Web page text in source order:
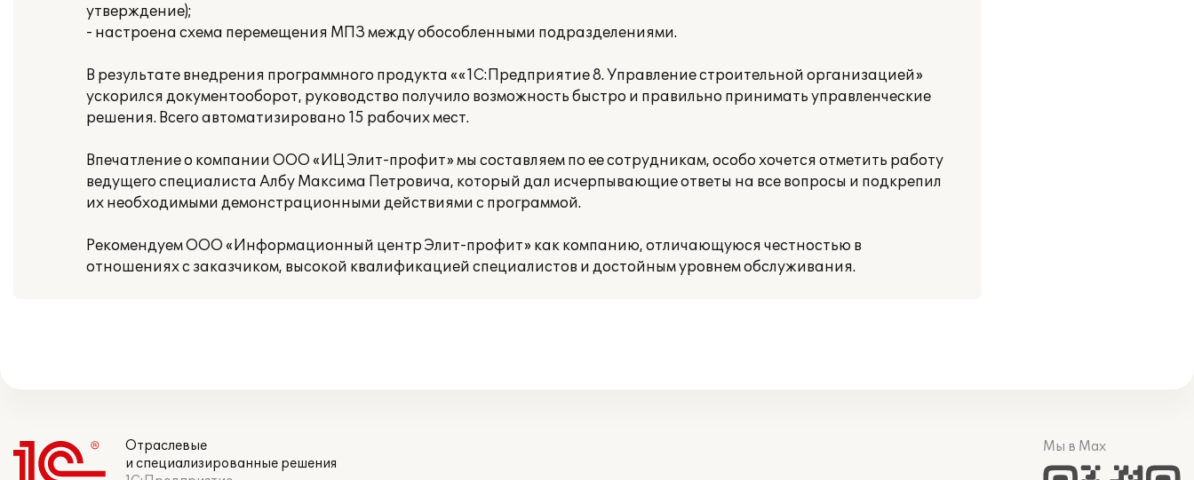
утверждение);
- настроена схема перемещения МПЗ между обособленными подразделениями.
В результате внедрения программного продукта ««1С:Предприятие 8. Управление строительной организацией»
ускорился документооборот, руководство получило возможность быстро и правильно принимать управленческие
решения. Всего автоматизировано 15 рабочих мест.
Впечатление о компании ООО «ИЦ Элит-профит» мы составляем по ее сотрудникам, особо хочется отметить работу
ведущего специалиста Албу Максима Петровича, который дал исчерпывающие ответы на все вопросы и подкрепил
их необходимыми демонстрационными действиями с программой.
Рекомендуем ООО «Информационный центр Элит-профит» как компанию, отличающуюся честностью в
отношениях с заказчиком, высокой квалификацией специалистов и достойным уровнем обслуживания.
Отраслевые
и специализированные решения
Мы в Max